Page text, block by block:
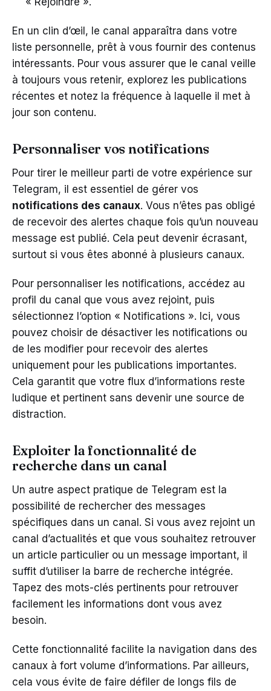
En un clin d’œil, le canal apparaîtra dans votre
liste personnelle, prêt à vous fournir des contenus
intéressants. Pour vous assurer que le canal veille
à toujours vous retenir, explorez les publications
récentes et notez la fréquence à laquelle il met à
jour son contenu.
Personnaliser vos notifications
Pour tirer le meilleur parti de votre expérience sur
Telegram, il est essentiel de gérer vos
notifications des canaux. Vous n’êtes pas obligé
de recevoir des alertes chaque fois qu’un nouveau
message est publié. Cela peut devenir écrasant,
surtout si vous êtes abonné à plusieurs canaux.
Pour personnaliser les notifications, accédez au
profil du canal que vous avez rejoint, puis
sélectionnez l’option « Notifications ». Ici, vous
pouvez choisir de désactiver les notifications ou
de les modifier pour recevoir des alertes
uniquement pour les publications importantes.
Cela garantit que votre flux d’informations reste
ludique et pertinent sans devenir une source de
distraction.
Exploiter la fonctionnalité de
recherche dans un canal
Un autre aspect pratique de Telegram est la
possibilité de rechercher des messages
spécifiques dans un canal. Si vous avez rejoint un
canal d’actualités et que vous souhaitez retrouver
un article particulier ou un message important, il
suffit d’utiliser la barre de recherche intégrée.
Tapez des mots-clés pertinents pour retrouver
facilement les informations dont vous avez
besoin.
Cette fonctionnalité facilite la navigation dans des
canaux à fort volume d’informations. Par ailleurs,
cela vous évite de faire défiler de longs fils de